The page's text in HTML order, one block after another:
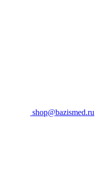
shop@bazismed.ru